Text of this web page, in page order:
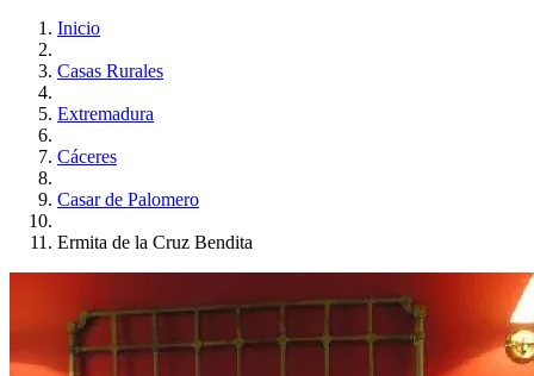
Inicio
Casas Rurales
Extremadura
Cáceres
Casar de Palomero
Ermita de la Cruz Bendita